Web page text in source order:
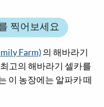
찍어보세요
Farm) 의 해바라기
고의 해바라기 셀카를
이 농장에는 알파카 떼